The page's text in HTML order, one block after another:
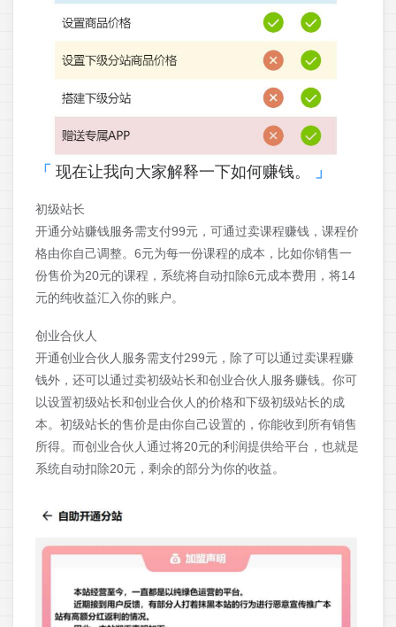
现在让我向大家解释一下如何赚钱。
初级站长
开通分站赚钱服务需支付99元，可通过卖课程赚钱，课程价
格由你自己调整。6元为每一份课程的成本，比如你销售一
份售价为20元的课程，系统将自动扣除6元成本费用，将14
元的纯收益汇入你的账户。
创业合伙人
开通创业合伙人服务需支付299元，除了可以通过卖课程赚
钱外，还可以通过卖初级站长和创业合伙人服务赚钱。你可
以设置初级站长和创业合伙人的价格和下级初级站长的成
本。初级站长的售价是由你自己设置的，你能收到所有销售
所得。而创业合伙人通过将20元的利润提供给平台，也就是
系统自动扣除20元，剩余的部分为你的收益。